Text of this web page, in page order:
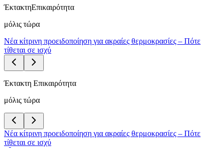
ΈκτακτηΕπικαιρότητα
μόλις τώρα
Νέα κίτρινη προειδοποίηση για ακραίες θερμοκρασίες – Πότε
τίθεται σε ισχύ
Έκτακτη Επικαιρότητα
μόλις τώρα
Νέα κίτρινη προειδοποίηση για ακραίες θερμοκρασίες – Πότε
τίθεται σε ισχύ